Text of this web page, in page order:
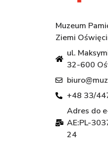
Muzeum
Ziemi
ul.
32-600
+48 33/
Adres do
AE:PL-
24